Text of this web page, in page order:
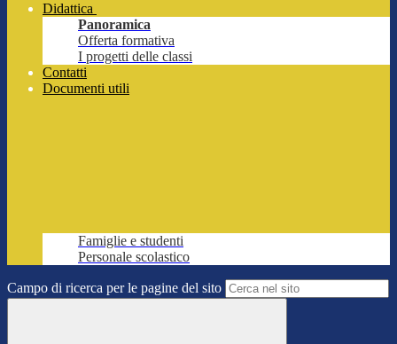
Didattica
Panoramica
Offerta formativa
I progetti delle classi
Contatti
Documenti utili
Famiglie e studenti
Personale scolastico
Campo di ricerca per le pagine del sito